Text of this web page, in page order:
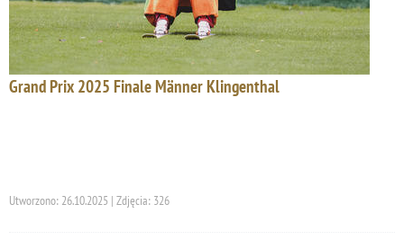
Grand Prix 2025 Finale Männer Klingenthal
Utworzono: 26.10.2025 | Zdjęcia: 326